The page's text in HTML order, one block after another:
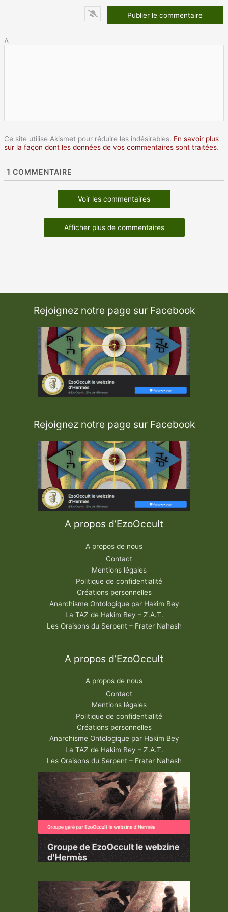
Δ
Ce site utilise Akismet pour réduire les indésirables. En savoir plus
sur la façon dont les données de vos commentaires sont traitées.
1 COMMENTAIRE
Voir les commentaires
Afficher plus de commentaires
Rejoignez notre page sur Facebook
Rejoignez notre page sur Facebook
A propos d’EzoOccult
A propos de nous
Contact
Mentions légales
Politique de confidentialité
Créations personnelles
Anarchisme Ontologique par Hakim Bey
La TAZ de Hakim Bey – Z.A.T.
Les Oraisons du Serpent – Frater Nahash
A propos d’EzoOccult
A propos de nous
Contact
Mentions légales
Politique de confidentialité
Créations personnelles
Anarchisme Ontologique par Hakim Bey
La TAZ de Hakim Bey – Z.A.T.
Les Oraisons du Serpent – Frater Nahash